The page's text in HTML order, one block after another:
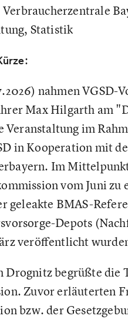
Verbraucherzentrale
Statistik
:
nahmen
Max Hilgarth am
im
in Kooperation mit
Im
vom Juni
geleakte BMAS-
Depots
veröffentlicht
begrüßte die
Zuvor erläuterten
bzw. der